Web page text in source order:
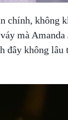
chính, không
mà Amanda
đây không lâu